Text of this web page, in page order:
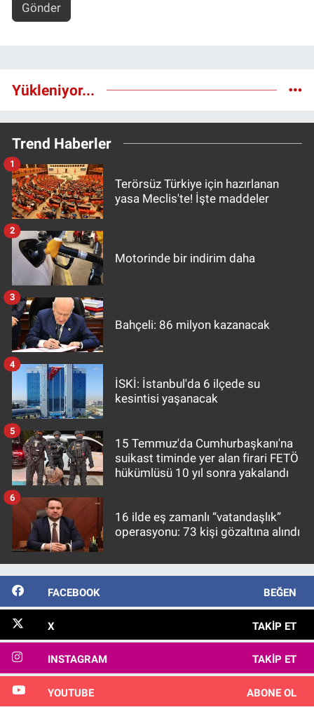
Gönder
Yükleniyor...
Trend Haberler
Terörsüz Türkiye için hazırlanan
yasa Meclis'te! İşte maddeler
1
Motorinde bir indirim daha
2
Bahçeli: 86 milyon kazanacak
3
İSKİ: İstanbul'da 6 ilçede su
kesintisi yaşanacak
4
15 Temmuz'da Cumhurbaşkanı'na
suikast timinde yer alan firari FETÖ
hükümlüsü 10 yıl sonra yakalandı
5
16 ilde eş zamanlı “vatandaşlık”
operasyonu: 73 kişi gözaltına alındı
6
FACEBOOK BEĞEN
X TAKIP ET
INSTAGRAM TAKIP ET
YOUTUBE ABONE OL